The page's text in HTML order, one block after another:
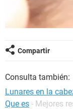
Compartir
Consulta también:
Lunares en la
Que es - Mejores